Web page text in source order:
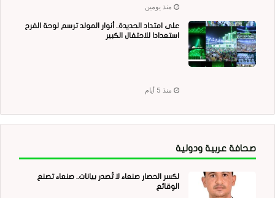
منذ يومين
على امتداد الحديدة.. أنوار المولد ترسم لوحة الفرح
استعدادا للاحتفال الكبير
منذ 5 أيام
صحافة عربية ودولية
لكسر الحصار صنعاء لا تُصدر بيانات.. صنعاء تصنع
الوقائع